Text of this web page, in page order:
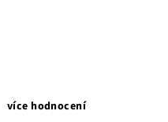
více hodnocení